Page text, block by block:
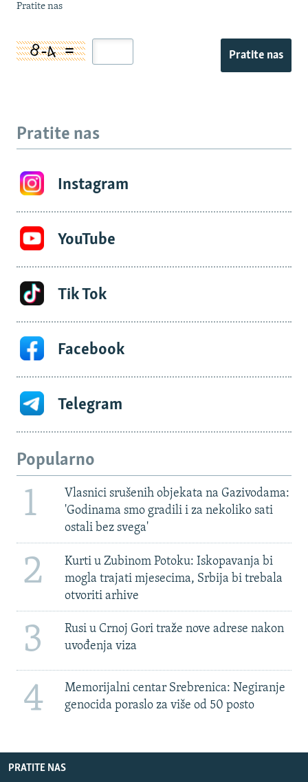
Pratite nas
Pratite nas
Pratite nas
Instagram
YouTube
Tik Tok
Facebook
Telegram
Popularno
1
Vlasnici srušenih objekata na Gazivodama:
'Godinama smo gradili i za nekoliko sati
ostali bez svega'
2
Kurti u Zubinom Potoku: Iskopavanja bi
mogla trajati mjesecima, Srbija bi trebala
otvoriti arhive
3
Rusi u Crnoj Gori traže nove adrese nakon
uvođenja viza
4
Memorijalni centar Srebrenica: Negiranje
genocida poraslo za više od 50 posto
PRATITE NAS